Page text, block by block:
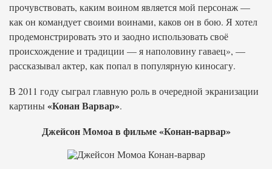
прочувствовать, каким воином является мой персонаж —
как он командует своими воинами, каков он в бою. Я хотел
продемонстрировать это и заодно использовать своё
происхождение и традиции — я наполовину гаваец», —
рассказывал актер, как попал в популярную киносагу.
В 2011 году сыграл главную роль в очередной экранизации
картины«Конан Варвар».
Джейсон Момоа в фильме «Конан-варвар»